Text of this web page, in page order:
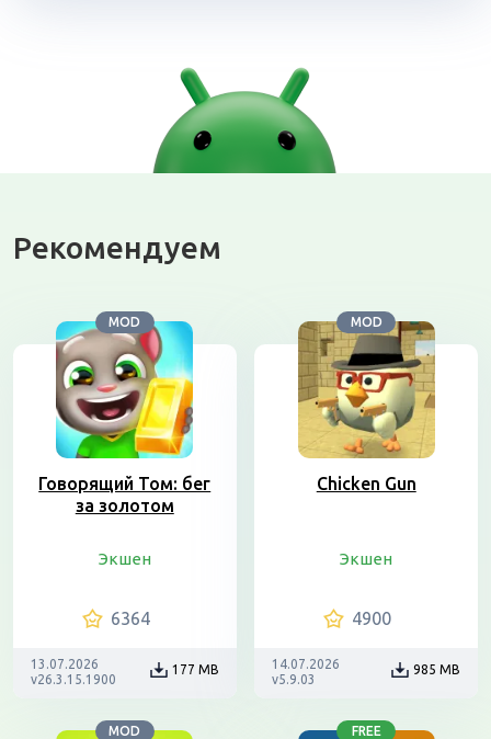
Рекомендуем
MOD
Говорящий Том: бег
за золотом
Экшен
6364
13.07.2026
v26.3.15.1900
177 MB
MOD
Chicken Gun
Экшен
4900
14.07.2026
v5.9.03
985 MB
MOD FREE